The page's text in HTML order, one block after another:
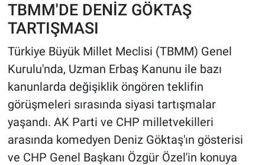
TBMM'DE DENİZ GÖKTAŞ
TARTIŞMASI
Türkiye Büyük Millet Meclisi (TBMM) Genel
Kurulu'nda, Uzman Erbaş Kanunu ile bazı
kanunlarda değişiklik öngören teklifin
görüşmeleri sırasında siyasi tartışmalar
yaşandı. AK Parti ve CHP milletvekilleri
arasında komedyen Deniz Göktaş'ın gösterisi
ve CHP Genel Başkanı Özgür Özel'in konuya
HABERDE İNSAN
POLİTİKA
SPOR
MAGAZİN
Bilim, Teknoloji